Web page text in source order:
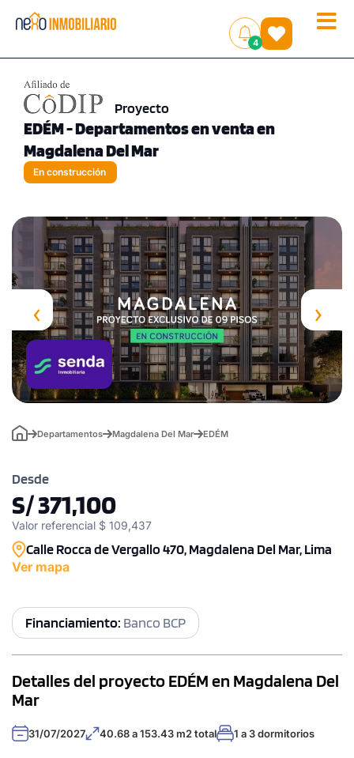
Toggle
4
()
Proyecto
EDÉM - Departamentos en venta en
Magdalena Del Mar
En construcción
‹ ›
Departamentos Magdalena Del Mar EDÉM
Desde
S/ 371,100
Valor referencial $ 109,437
Calle Rocca de Vergallo 470, Magdalena Del Mar, Lima
Ver mapa
Financiamiento: Banco BCP
Detalles del proyecto EDÉM en Magdalena Del
Mar
31/07/2027 40.68 a 153.43 m2 total 1 a 3 dormitorios